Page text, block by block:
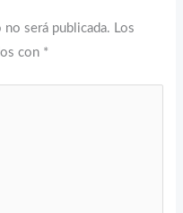
no será publicada. Los
con *